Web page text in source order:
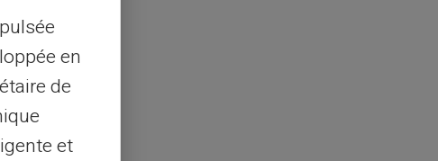
en
de
et